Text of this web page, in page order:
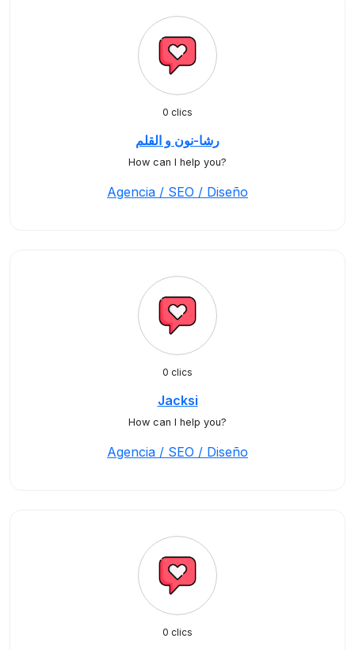
0 clics
رشا-نون و القلم
How can I help you?
Agencia / SEO / Diseño
0 clics
Jacksi
How can I help you?
Agencia / SEO / Diseño
0 clics